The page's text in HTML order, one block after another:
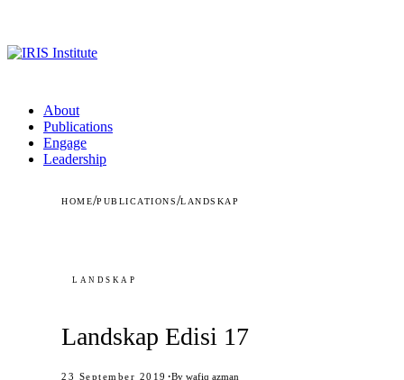
About
Publications
Engage
Leadership
HOME/PUBLICATIONS/LANDSKAP
LANDSKAP
Landskap Edisi 17
23 September 2019 ·By wafiq azman